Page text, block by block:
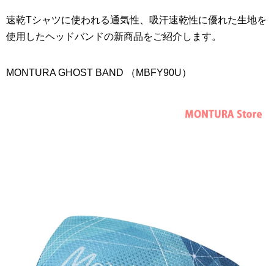
速乾Tシャツに使われる通気性、吸汗速乾性に優れた生地を
使用したヘッドバンドの新商品をご紹介します。
MONTURA GHOST BAND （MBFY90U）